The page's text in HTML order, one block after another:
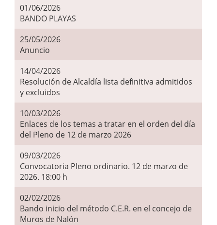
01/06/2026
BANDO PLAYAS
25/05/2026
Anuncio
14/04/2026
Resolución de Alcaldía lista definitiva admitidos
y excluidos
10/03/2026
Enlaces de los temas a tratar en el orden del día
del Pleno de 12 de marzo 2026
09/03/2026
Convocatoria Pleno ordinario. 12 de marzo de
2026. 18:00 h
02/02/2026
Bando inicio del método C.E.R. en el concejo de
Muros de Nalón